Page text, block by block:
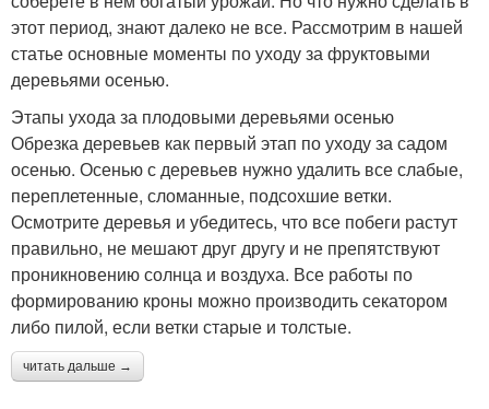
этот период, знают далеко не все. Рассмотрим в нашей
статье основные моменты по уходу за фруктовыми
деревьями осенью.
Этапы ухода за плодовыми деревьями осенью
Обрезка деревьев как первый этап по уходу за садом
осенью. Осенью с деревьев нужно удалить все слабые,
переплетенные, сломанные, подсохшие ветки.
Осмотрите деревья и убедитесь, что все побеги растут
правильно, не мешают друг другу и не препятствуют
проникновению солнца и воздуха. Все работы по
формированию кроны можно производить секатором
либо пилой, если ветки старые и толстые.
читать дальше →